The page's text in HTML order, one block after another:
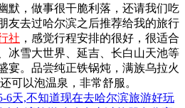
默，做事很干脆利落，还请我们吃
友去过哈尔滨之后推荐给我的旅行
社 ，感觉行程安排的很好，很适合
冰雪大世界、延吉、长白山天池等
宴。品尝纯正铁锅炖，满族乌拉火
可以泡温泉，非常舒服。
6天,不知道现在去哈尔滨旅游好玩